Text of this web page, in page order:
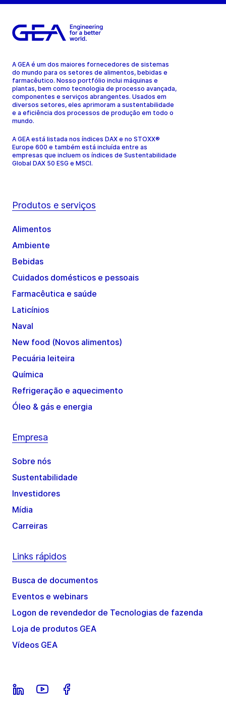
A GEA é um dos maiores fornecedores de sistemas
do mundo para os setores de alimentos, bebidas e
farmacêutico. Nosso portfólio inclui máquinas e
plantas, bem como tecnologia de processo avançada,
componentes e serviços abrangentes. Usados em
diversos setores, eles aprimoram a sustentabilidade
e a eficiência dos processos de produção em todo o
mundo.
A GEA está listada nos índices DAX e no STOXX®
Europe 600 e também está incluída entre as
empresas que incluem os índices de Sustentabilidade
Global DAX 50 ESG e MSCI.
Produtos e serviços
Alimentos
Ambiente
Bebidas
Cuidados domésticos e pessoais
Farmacêutica e saúde
Laticínios
Naval
New food (Novos alimentos)
Pecuária leiteira
Química
Refrigeração e aquecimento
Óleo & gás e energia
Empresa
Sobre nós
Sustentabilidade
Investidores
Mídia
Carreiras
Links rápidos
Busca de documentos
Eventos e webinars
Logon de revendedor de Tecnologias de fazenda
Loja de produtos GEA
Vídeos GEA